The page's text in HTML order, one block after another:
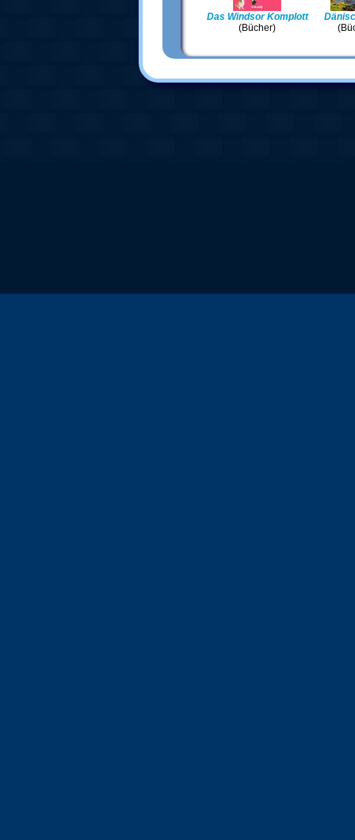
Das Windsor Komplott
(Bücher)